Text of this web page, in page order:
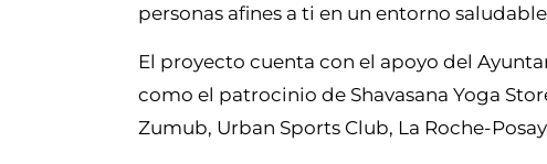
personas afines a ti en un entorno
El proyecto cuenta con el apoyo del
como el patrocinio de Shavasana Yoga
Zumub, Urban Sports Club, La Roche-